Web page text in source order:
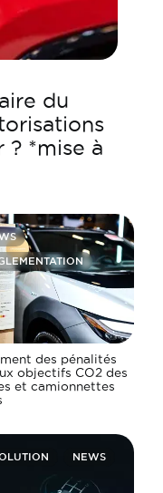
du
? *mise à
des pénalités
objectifs CO2 des
et camionnettes
NEWS